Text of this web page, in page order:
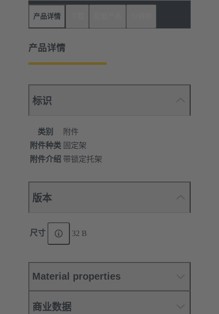
产品详情
产品详情
标识
类别
附件
附件种类 固定架
附件介绍 带锁定托架
版本
尺寸 32 B
Material properties
商业数据